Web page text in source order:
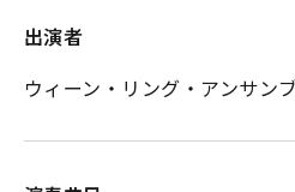
出演者
ウィーン・リング・アンサン